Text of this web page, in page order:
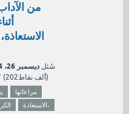
من
سُئل ديسمبر 26، 2024
( 202ألف نقاط)
مراعاتها
الاستعاذة،